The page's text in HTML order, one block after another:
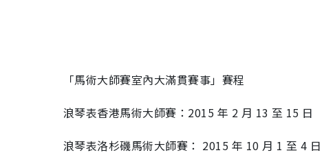
「馬術大師賽室內大滿貫賽事」賽程
浪琴表香港馬術大師賽：2015 年 2 月 13 至 15 日
浪琴表洛杉磯馬術大師賽： 2015 年 10 月 1 至 4 日